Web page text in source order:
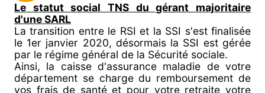
Le statut social TNS du gérant majoritaire
d'une SARL
La transition entre le RSI et la SSI s'est finalisée
le 1er janvier 2020, désormais la SSI est gérée
par le régime général de la Sécurité sociale.
Ainsi, la caisse d'assurance maladie de votre
département se charge du remboursement de
vos frais de santé et pour votre retraite votre